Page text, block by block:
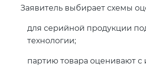
Заявитель выбирает схемы
для серийной продукции
технологии;
партию товара оценивают с